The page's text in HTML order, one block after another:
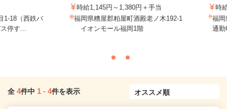
（西鉄バ
...
時給1,145円～1,380円＋手当
福岡県糟屋郡粕屋町酒殿老ノ木192-1
イオンモール福岡1階
時給
福岡県
通勤
全 4件中 1 - 4件を表示